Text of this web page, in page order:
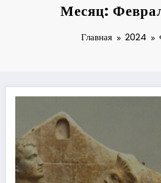
Месяц:
Главная 2024